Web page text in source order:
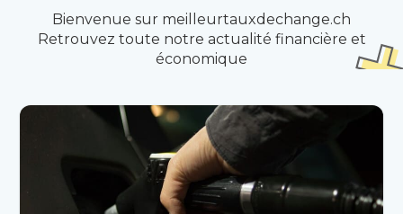
Bienvenue sur meilleurtauxdechange.ch
Retrouvez toute notre actualité financière et
économique